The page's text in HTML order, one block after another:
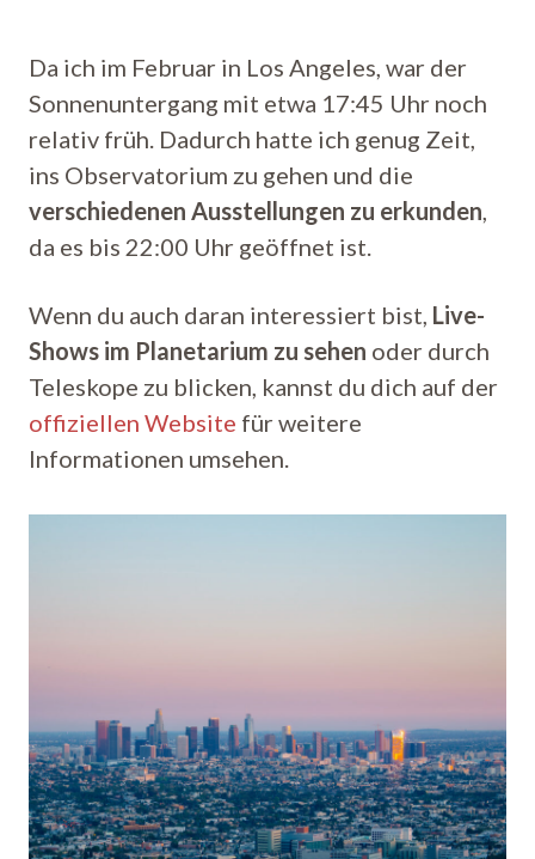
Da ich im Februar in Los Angeles, war der
Sonnenuntergang mit etwa 17:45 Uhr noch
relativ früh. Dadurch hatte ich genug Zeit,
ins Observatorium zu gehen und die
verschiedenen Ausstellungen zu erkunden
da es bis 22:00 Uhr geöffnet ist.
Wenn du auch daran interessiert bist, Live-
Shows im Planetarium zu sehen oder durch
Teleskope zu blicken, kannst du dich auf der
offiziellen Website für weitere
Informationen umsehen.